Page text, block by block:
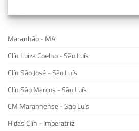
Maranhão - MA
Clín Luiza Coelho - São Luís
Clín São José - São Luís
Clín São Marcos - São Luís
CM Maranhense - São Luís
H das Clín - Imperatriz